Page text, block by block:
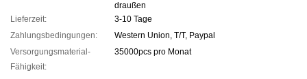
draußen
Lieferzeit:
3-10 Tage
Zahlungsbedingungen:
Western Union, T/T, Paypal
Versorgungsmaterial-
Fähigkeit:
35000pcs pro Monat